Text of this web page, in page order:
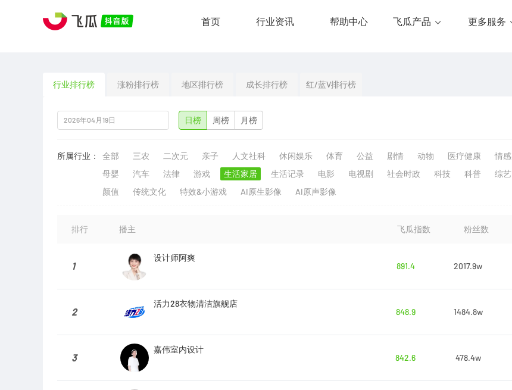
首页 行业资讯 帮助中心 飞瓜产品 更多服务
行业排行榜 涨粉排行榜 地区排行榜 成长排行榜 红/蓝V排行榜
日榜 周榜 月榜
所属行业： 全部 三农 二次元 亲子 人文社科 休闲娱乐 体育 公益 剧情 动物 医疗健康 情感
母婴
汽车 法律 游戏 生活家居 生活记录 电影 电视剧 社会时政 科技 科普 综艺
颜值
传统文化 特效&小游戏 AI原生影像 AI原声影像
排行 播主 飞瓜指数 粉丝数
1
设计师阿爽
891.4
2017.9w
2
活力28衣物清洁旗舰店
848.9
1484.8w
3
嘉伟室内设计
842.6
478.4w